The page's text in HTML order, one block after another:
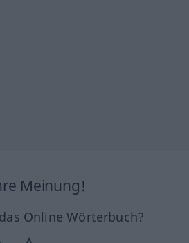
Meinung!
Online Wörterbuch?